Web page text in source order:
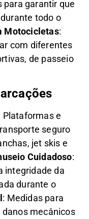
para garantir que
todo o
Motocicletas:
com diferentes
de passeio
Plataformas e
seguro
jet skis e
Cuidadoso:
integridade da
durante o
: Medidas para
mecânicos